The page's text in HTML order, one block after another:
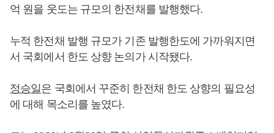
억 원을 웃도는 규모의 한전채를 발행했다.
누적 한전채 발행 규모가 기존 발행한도에 가까워지면
서 국회에서 한도 상향 논의가 시작됐다.
정승일은 국회에서 꾸준히 한전채 한도 상향의 필요성
에 대해 목소리를 높였다.